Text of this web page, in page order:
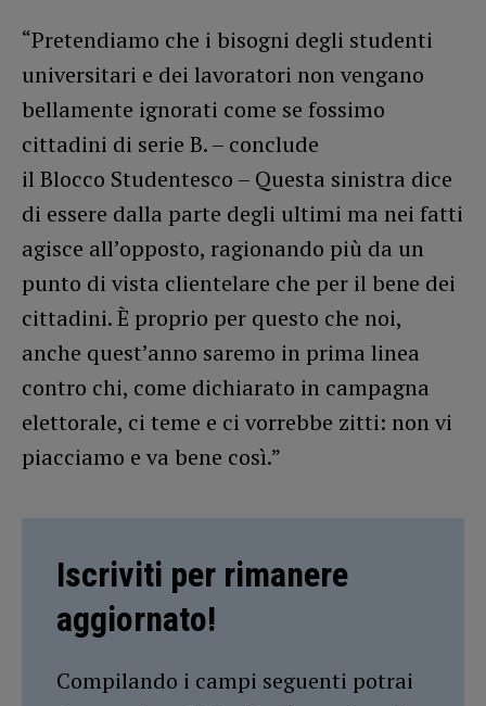
“Pretendiamo che i bisogni degli studenti
universitari e dei lavoratori non vengano
bellamente ignorati come se fossimo
cittadini di serie B. – conclude
il Blocco Studentesco – Questa sinistra dice
di essere dalla parte degli ultimi ma nei fatti
agisce all’opposto, ragionando più da un
punto di vista clientelare che per il bene dei
cittadini. È proprio per questo che noi,
anche quest’anno saremo in prima linea
contro chi, come dichiarato in campagna
elettorale, ci teme e ci vorrebbe zitti: non vi
piacciamo e va bene così.”
Iscriviti per rimanere
aggiornato!
Compilando i campi seguenti potrai